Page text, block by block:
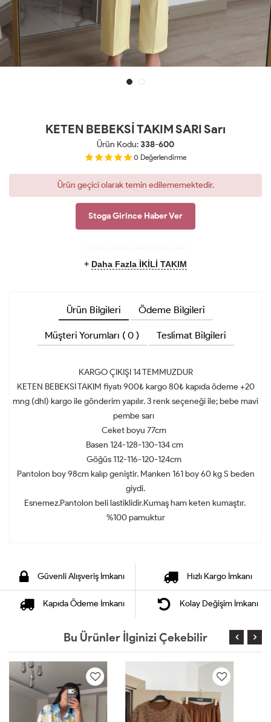
KETEN BEBEKSİ TAKIM SARI Sarı
Ürün Kodu:338-600
0 Değerlendirme
Ürün geçici olarak temin edilememektedir.
Stoga Girince Haber Ver
+ Daha Fazla İKİLİ TAKIM
Ürün Bilgileri Ödeme Bilgileri
Müşteri Yorumları ( 0 ) Teslimat Bilgileri
KARGO ÇIKIŞI 14 TEMMUZDUR
KETEN BEBEKSİ TAKIM fiyatı 900₺ kargo 80₺ kapıda ödeme +20
mng (dhl) kargo ile gönderim yapılır. 3 renk seçeneği ile; bebe mavi
pembe sarı
Ceket boyu 77cm
Basen 124-128-130-134 cm
Göğüs 112-116-120-124cm
Pantolon boy 98cm kalıp geniştir. Manken 161 boy 60 kg S beden
giydi.
Esnemez.Pantolon beli lastiklidir.Kumaş ham keten kumaştır.
%100 pamuktur
Güvenli Alışveriş İmkanı Hızlı Kargo İmkanı
Kapıda Ödeme İmkanı Kolay Değişim İmkanı
Bu Ürünler İlginizi Çekebilir